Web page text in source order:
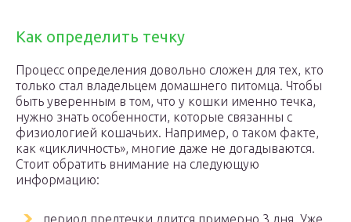
Как определить течку
Процесс определения довольно сложен для тех, кто
только стал владельцем домашнего питомца. Чтобы
быть уверенным в том, что у кошки именно течка,
нужно знать особенности, которые связанны с
физиологией кошачьих. Например, о таком факте,
как «цикличность», многие даже не догадываются.
Стоит обратить внимание на следующую
информацию:
период предтечки длится примерно 3 дня. Уже